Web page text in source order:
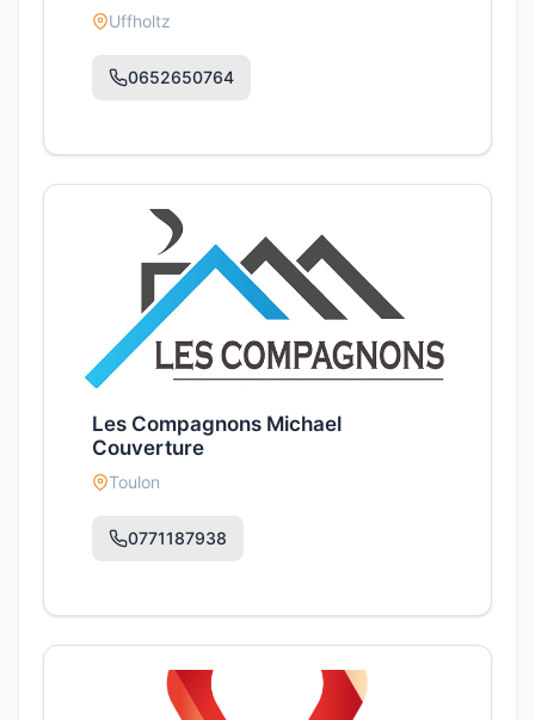
Uffholtz
0652650764
Les Compagnons Michael
Couverture
Toulon
0771187938